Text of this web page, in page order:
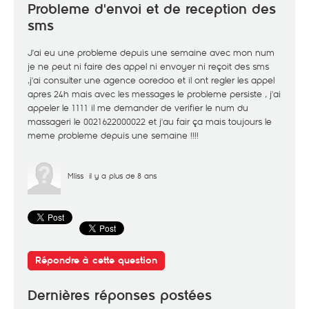
Probleme d'envoi et de reception des
sms
J'ai eu une probleme depuis une semaine avec mon num
je ne peut ni faire des appel ni envoyer ni reçoit des sms
,j'ai consulter une agence ooredoo et il ont regler les appel
apres 24h mais avec les messages le probleme persiste , j'ai
appeler le 1111 il me demander de verifier le num du
massageri le 0021622000022 et j'au fair ça mais toujours le
meme probleme depuis une semaine !!!!
Mliss il y a plus de 8 ans
Répondre à cette question
Dernières réponses postées